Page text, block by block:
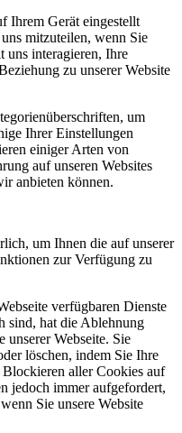
Ihrem Gerät eingestellt
mitzuteilen, wenn Sie
uns interagieren, Ihre
zu unserer Website
um
Ihrer Einstellungen
einiger Arten von
auf unseren Websites
anbieten können.
um Ihnen die auf unserer
zur Verfügung zu
verfügbaren Dienste
sind, hat die Ablehnung
Webseite. Sie
löschen, indem Sie Ihre
aller Cookies auf
jedoch immer aufgefordert,
Sie unsere Website